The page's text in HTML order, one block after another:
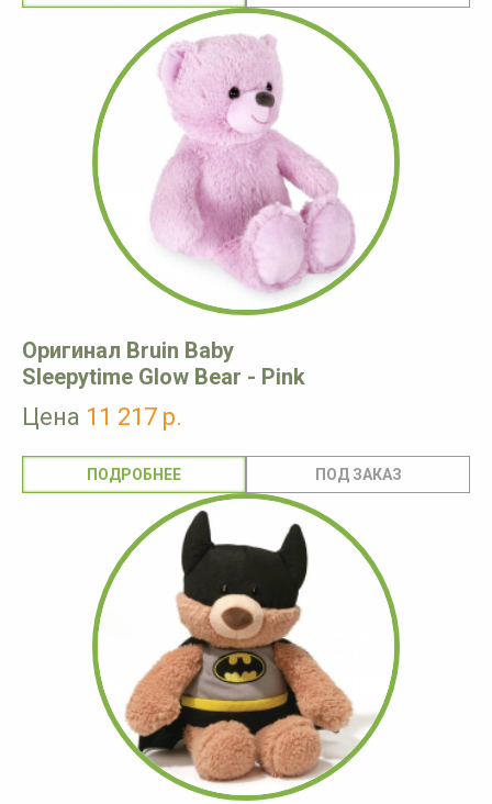
Оригинал Bruin Baby
Sleepytime Glow Bear - Pink
Цена 11 217 р.
ПОДРОБНЕЕ